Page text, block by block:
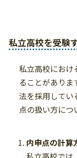
私立高校を受験
私立高校におけ
ることがあり
法を採用してい
点の扱い方につ
内申点の計算